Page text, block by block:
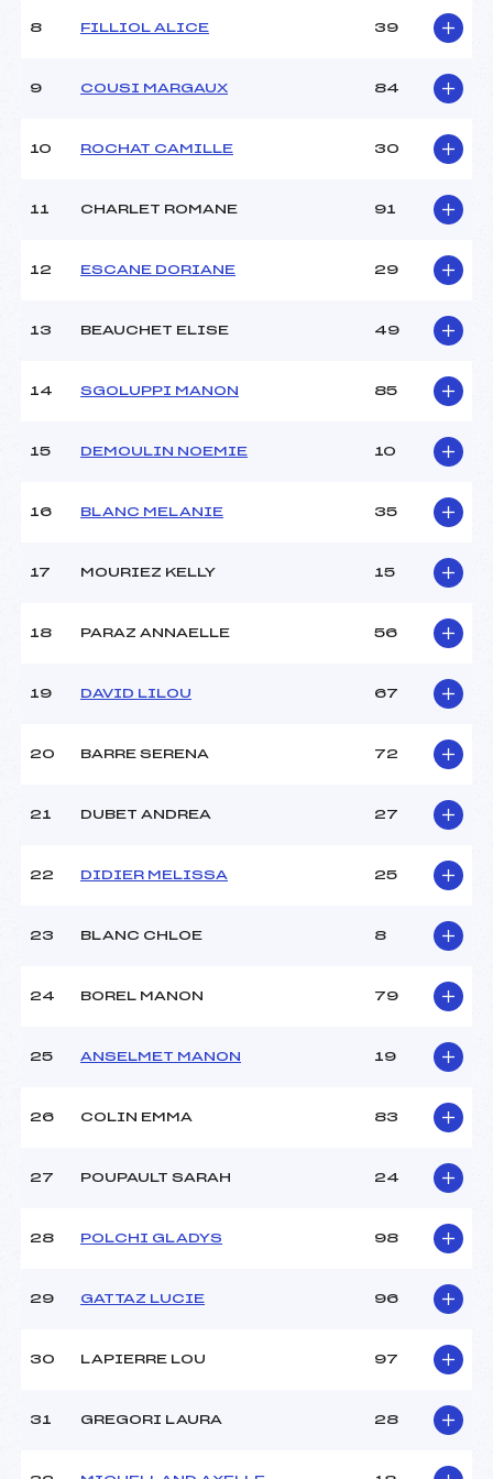
Ouvreurs D :
Météo :
Nombre de portes :
Traceur :
Ouvreurs C :
Ouvreurs E :
Pénalité appliquée :
8 FILLIOL ALICE 39
9 COUSI MARGAUX 84
10 ROCHAT CAMILLE 30
11 CHARLET ROMANE 91
12 ESCANE DORIANE 29
13 BEAUCHET ELISE 49
14 SGOLUPPI MANON 85
15 DEMOULIN NOEMIE 10
16 BLANC MELANIE 35
17 MOURIEZ KELLY 15
18 PARAZ ANNAELLE 56
19 DAVID LILOU 67
20 BARRE SERENA 72
21 DUBET ANDREA 27
22 DIDIER MELISSA 25
23 BLANC CHLOE 8
24 BOREL MANON 79
25 ANSELMET MANON 19
26 COLIN EMMA 83
27 POUPAULT SARAH 24
28 POLCHI GLADYS 98
29 GATTAZ LUCIE 96
30 LAPIERRE LOU 97
31 GREGORI LAURA 28